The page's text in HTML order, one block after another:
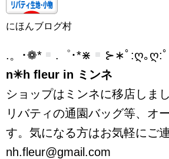
にほんブログ村
.。･❁* .゜･*⋇
⊱∗ﾟ:ღ｡ღ:
n✳︎h fleur in ミンネ
ショップはミンネに移店しまし
リバティの通園バッグ等、オ
す。気になる方はお気軽にご
nh.fleur@gmail.com